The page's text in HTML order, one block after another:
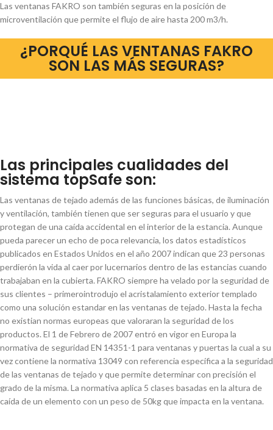
Las ventanas FAKRO son también seguras en la posición de
microventilación que permite el flujo de aire hasta 200 m3/h.
¿PORQUÉ LAS VENTANAS FAKRO
SON LAS MÁS SEGURAS?
Las principales cualidades del
sistema topSafe son:
Las ventanas de tejado además de las funciones básicas, de iluminación
yventilación, también tienen que ser seguras para el usuario y que
protegan de una caída accidental en el interior de la estancia. Aunque
pueda parecerun echo de poca relevancia, los datos estadísticos
publicados en Estados Unidos en el año 2007 indican que 23 personas
perdierón la vida al caer porlucernarios dentro de las estancias cuando
trabajaban en la cubierta. FAKRO siempre ha velado por la seguridad de
sus clientes – primerointrodujo el acristalamiento exterior templado
como una solución estandaren las ventanas de tejado. Hasta la fecha
no existian normas europeas que valoraran la seguridad de los
productos. El 1 de Febrero de 2007 entró en vigor en Europa la
normativa de seguridad EN 14351-1 para ventanas ypuertas la cual a su
vez contiene la normativa 13049 con referencia específica a la seguridad
de las ventanas de tejado y que permite determinar con precisión el
grado de la misma. La normativa aplica 5 clases basadas en la altura de
caída de un elemento con un peso de 50kg que impacta en la ventana.